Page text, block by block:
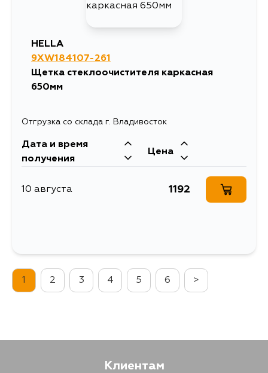
HELLA
9XW184107-261
Щетка стеклоочистителя каркасная
650мм
Отгрузка со склада г. Владивосток
Дата и время
получения
Цена
10 августа 1192
1 2 3 4 5 6 >
Клиентам